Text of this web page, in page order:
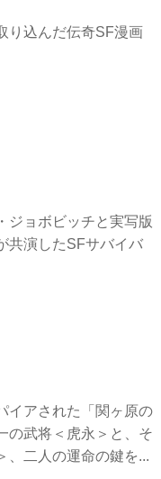
り込んだ伝奇SF漫画
ジョボビッチと実写版
共演したSFサバイバ
イアされた「関ヶ原の
の武将＜虎永＞と、そ
、二人の運命の鍵を...